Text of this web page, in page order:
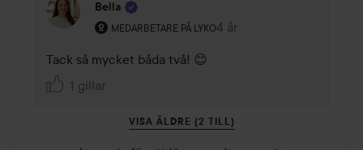
Bella
MEDARBETARE PÅ LYKO
Användarens roll: Medarbetare på Lyko.
4 år
Kommentaren lades 4 år
Tack så mycket båda två! 😊
1 gillar
VISA ÄLDRE (2 TILL)